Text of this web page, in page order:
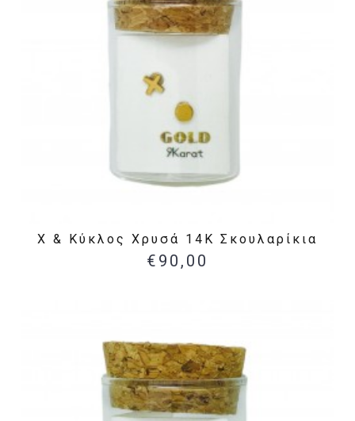
X & Κύκλος Χρυσά 14Κ Σκουλαρίκια
€90,00